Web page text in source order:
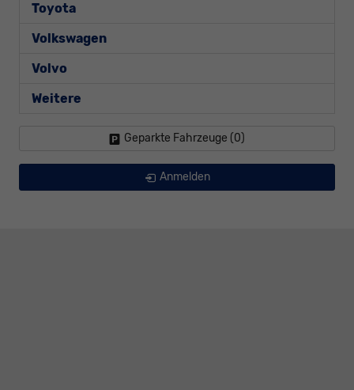
Toyota
Volkswagen
Volvo
Weitere
Geparkte Fahrzeuge (0)
Anmelden